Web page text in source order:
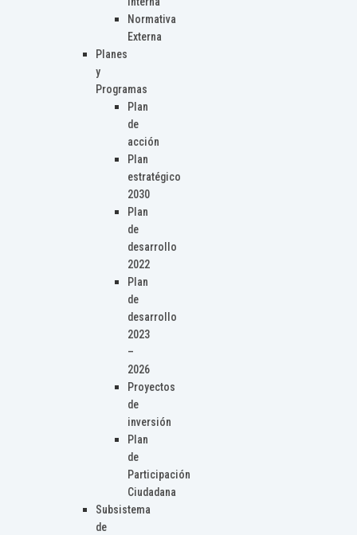
Normativa
Externa
Planes
y
Programas
Plan
de
acción
Plan
estratégico
2030
Plan
de
desarrollo
2022
Plan
de
desarrollo
2023
–
2026
Proyectos
de
inversión
Plan
de
Participación
Ciudadana
Subsistema
de